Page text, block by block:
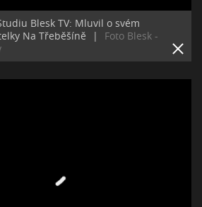
Blesk TV: Mluvil o svém
Na Třeběšíně
|
Foto Blesk -